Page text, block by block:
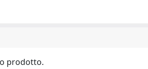
prodotto.